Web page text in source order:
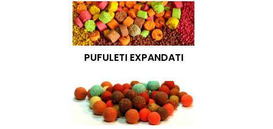
PUFULETI EXPANDATI